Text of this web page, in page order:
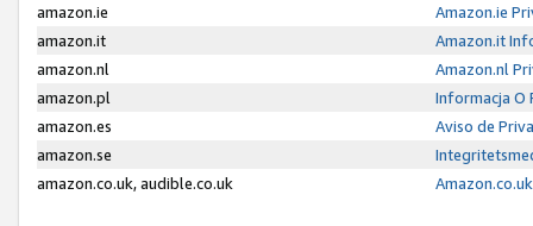
amazon.ie
Amazon.ie
amazon.it
Amazon.it
amazon.nl
Amazon.nl
amazon.pl
Informacja O
amazon.es
Aviso de
amazon.se
amazon.co.uk, audible.co.uk